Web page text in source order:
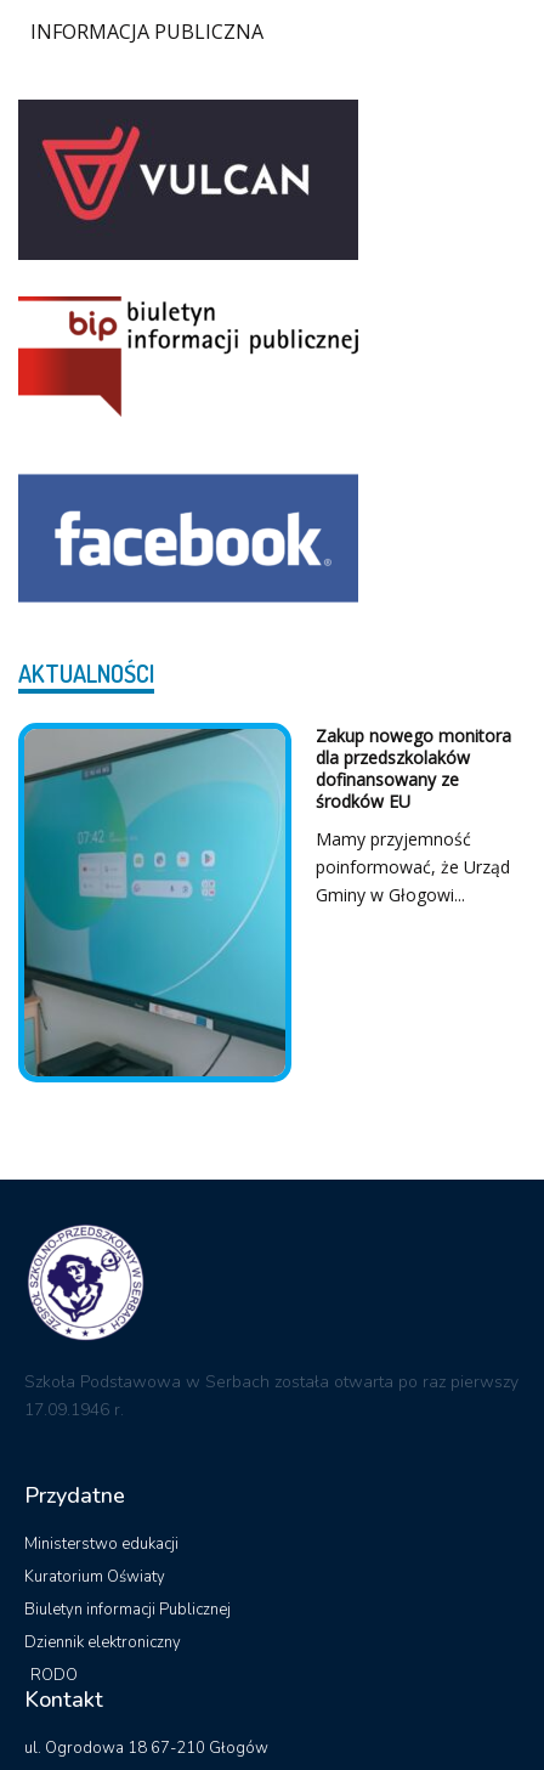
INFORMACJA PUBLICZNA
AKTUALNOŚCI
Z Serca Dziękujemy!
...
Szkoła Podstawowa w Serbach została otwarta po raz pierwszy
17.09.1946 r.
Przydatne
Ministerstwo edukacji
Kuratorium Oświaty
Biuletyn informacji Publicznej
Dziennik elektroniczny
RODO
Kontakt
ul. Ogrodowa 18 67-210 Głogów